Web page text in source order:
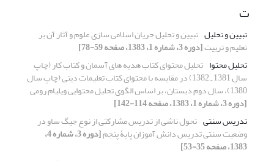
ت
تبیین و تحلیل تبیین و تحلیل جریان اسلامی سازی علوم و آثار آن بر
تعلیم و تربیت[دوره 3، شماره 1، 1383، صفحه 59-78]
تحلیل محتوا تحلیل محتوای کتاب هدیه های آسمان و کتاب کار (چاپ
سال 1381 ـ 1382) در مقایسه با محتوای کتاب تعلیمات دینی (چاپ سال
1380)، سال دوم دبستان، بر اساس الگوی تحلیل محتوایی ویلیام رومی
[دوره 3، شماره 1، 1383، صفحه 114-142]
تدریس سنتی تحول ناشی از تدریس مشارکتی از نوع جیگ ساو در
وضعیت سنتی تدریس دانش آموزان پایۀ پنجم [دوره 3، شماره 4،
1383، صفحه 35-53]